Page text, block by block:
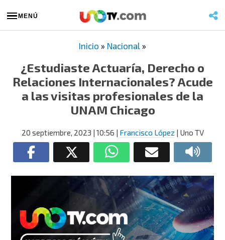
MENÚ
Inicio » Nacional »
¿Estudiaste Actuaría, Derecho o
Relaciones Internacionales? Acude
a las visitas profesionales de la
UNAM Chicago
20 septiembre, 2023 | 10:56 | Francisco López | Uno TV